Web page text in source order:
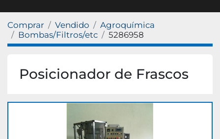
Comprar Vendido
Agroquímica
Bombas/Filtros/etc
5286958
Posicionador de Frascos